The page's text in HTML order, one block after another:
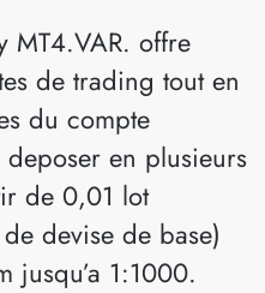
MT4.VAR. offre
de trading tout en
du compte
en plusieurs
de 0,01 lot
devise de base)
jusqu’a 1:1000.